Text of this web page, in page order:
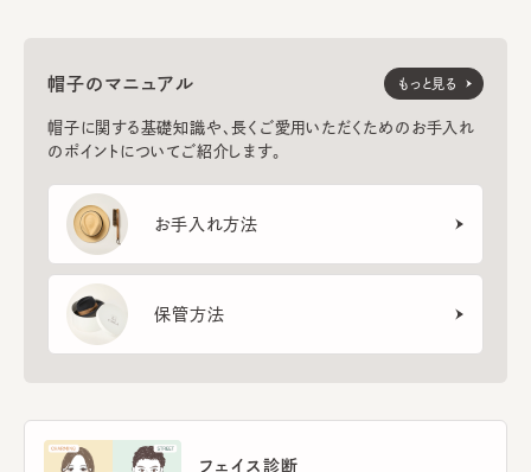
帽子のマニュアル
帽子に関する基礎知識や、長くご愛用いただくためのお手入れ
のポイントについてご紹介します。
お手入れ方法
保管方法
もっと見る
フェイス診断